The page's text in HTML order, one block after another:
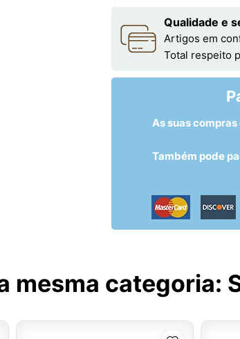
Qualidade e
Artigos em
Total respeito
As suas
Também pode
mesma categoria: